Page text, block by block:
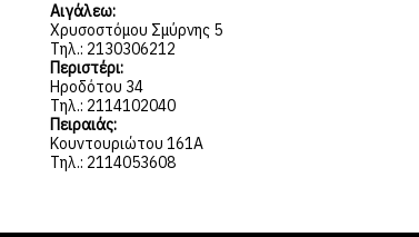
Αιγάλεω:
Χρυσοστόμου Σμύρνης 5
Τηλ.: 2130306212
Περιστέρι:
Ηροδότου 34
Τηλ.: 2114102040
Πειραιάς:
Κουντουριώτου 161Α
Τηλ.: 2114053608